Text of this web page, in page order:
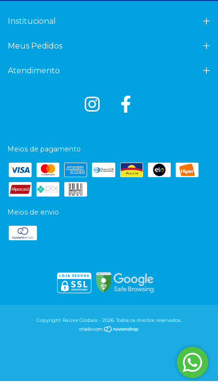
Institucional
Meus Pedidos
Atendimento
Meios de pagamento
Meios de envio
Copyright Raízes Globais - 2026. Todos os direitos reservados.